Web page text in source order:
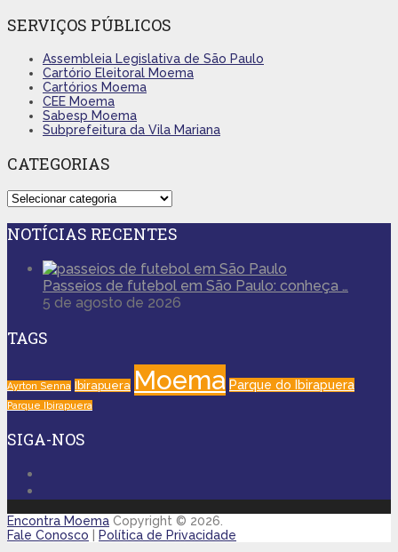
SERVIÇOS PÚBLICOS
Assembleia Legislativa de São Paulo
Cartório Eleitoral Moema
Cartórios Moema
CEE Moema
Sabesp Moema
Subprefeitura da Vila Mariana
CATEGORIAS
Categorias
NOTÍCIAS RECENTES
Passeios de futebol em São Paulo: conheça …
5 de agosto de 2026
TAGS
Ayrton Senna Ibirapuera Moema Parque do Ibirapuera
Parque Ibirapuera
SIGA-NOS
Encontra Moema Copyright © 2026.
Fale Conosco
Política de Privacidade